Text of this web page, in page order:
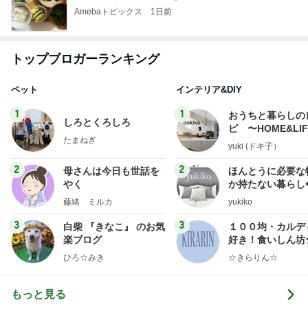
Amebaトピックス 1日前
トップブロガーランキング
ペット
1
しろとくろしろ
たまねぎ
2
母さんは今日も世話を
やく
藤緒 ミルカ
3
白柴 『きなこ』 のお気
楽ブログ
ひろ☆みき
インテリア&DIY
1
おうちと暮らしの
ピ 〜
yuki (ドキ子）
2
ほんとうに必要な
か持たない暮ら
ep Life Simple◆
yukiko
3
１００均・カルデ
好き！食いしん
らりん☆のブログ
☆きらりん☆
もっと見る